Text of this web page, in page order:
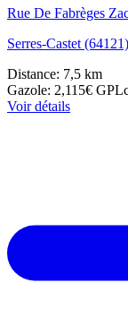
Rue De Fabrèges
Serres-Castet (64121)
Distance: 7,5 km
Gazole: 2,115€
Voir détails